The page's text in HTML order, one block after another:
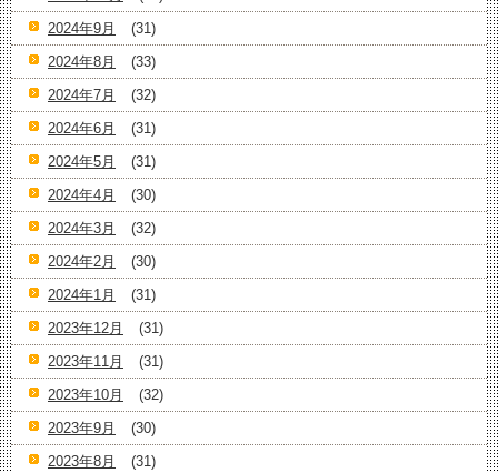
2024年9月
(31)
2024年8月
(33)
2024年7月
(32)
2024年6月
(31)
2024年5月
(31)
2024年4月
(30)
2024年3月
(32)
2024年2月
(30)
2024年1月
(31)
2023年12月
(31)
2023年11月
(31)
2023年10月
(32)
2023年9月
(30)
2023年8月
(31)